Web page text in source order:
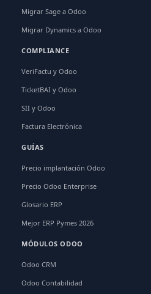
Migrar Sage a Odoo
Migrar Dynamics a Odoo
COMPLIANCE
VeriFactu y Odoo
TicketBAI y Odoo
SII y Odoo
Factura Electrónica
GUÍAS
Precio implantación Odoo
Precio Odoo Enterprise
Glosario ERP
Mejor ERP Pymes 2026
MÓDULOS ODOO
Odoo CRM
Odoo Contabilidad